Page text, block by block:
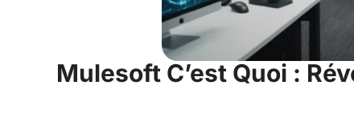
Mulesoft C’est Quoi :